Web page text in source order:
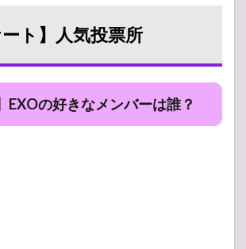
ート】人気投票所
EXOの好きなメンバーは誰？